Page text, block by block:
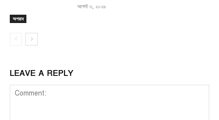
অপরাধ
আগস্ট ৩, ২০২৬
LEAVE A REPLY